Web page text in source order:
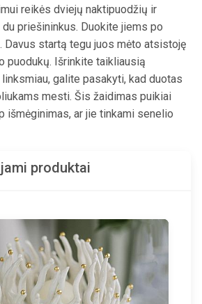
reikės dviejų naktipuodžių ir
priešininkus. Duokite jiems po
Davus startą tegu juos mėto atsistoję
puodukų. Išrinkite taikliausią
galite pasakyti, kad duotas
mesti. Šis žaidimas puikiai
išmėginimas, ar jie tinkami senelio
produktai